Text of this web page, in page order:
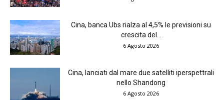
Cina, banca Ubs rialza al 4,5% le previsioni su
crescita del...
6 Agosto 2026
Cina, lanciati dal mare due satelliti iperspettrali
nello Shandong
6 Agosto 2026